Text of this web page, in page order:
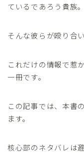
ているであろう貴族。
そんな彼らが殴り合
これだけの情報で惹
一冊です。
この記事では、本書
ます。
核心部のネタバレは